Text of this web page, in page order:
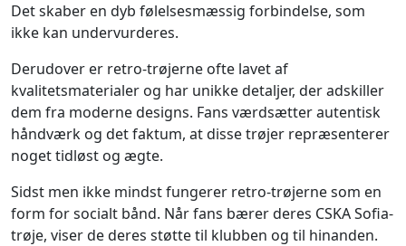
Det skaber en dyb følelsesmæssig forbindelse, som
ikke kan undervurderes.
Derudover er retro-trøjerne ofte lavet af
kvalitetsmaterialer og har unikke detaljer, der adskiller
dem fra moderne designs. Fans værdsætter autentisk
håndværk og det faktum, at disse trøjer repræsenterer
noget tidløst og ægte.
Sidst men ikke mindst fungerer retro-trøjerne som en
form for socialt bånd. Når fans bærer deres CSKA Sofia-
trøje, viser de deres støtte til klubben og til hinanden.